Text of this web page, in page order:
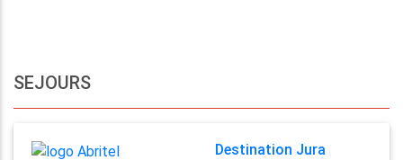
SEJOURS
Destination Jura